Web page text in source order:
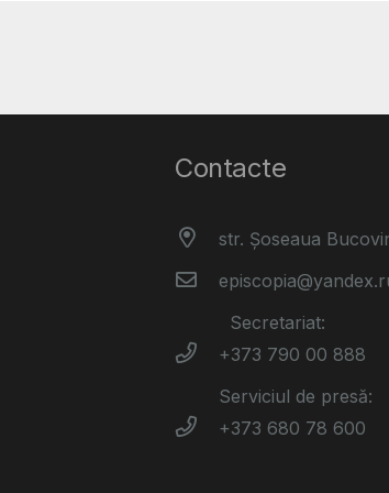
Contacte
str. Șoseaua
Secretariat:
+373 790 00 888
Serviciul de presă:
+373 680 78 600